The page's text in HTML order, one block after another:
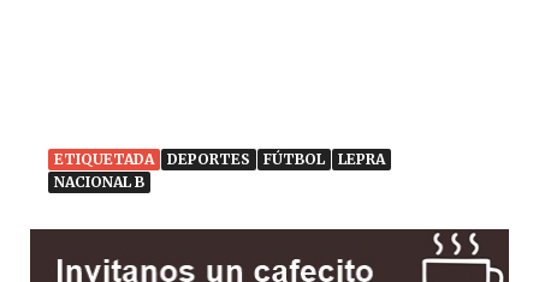
ETIQUETADA DEPORTES FÚTBOL
LEPRA
NACIONAL B